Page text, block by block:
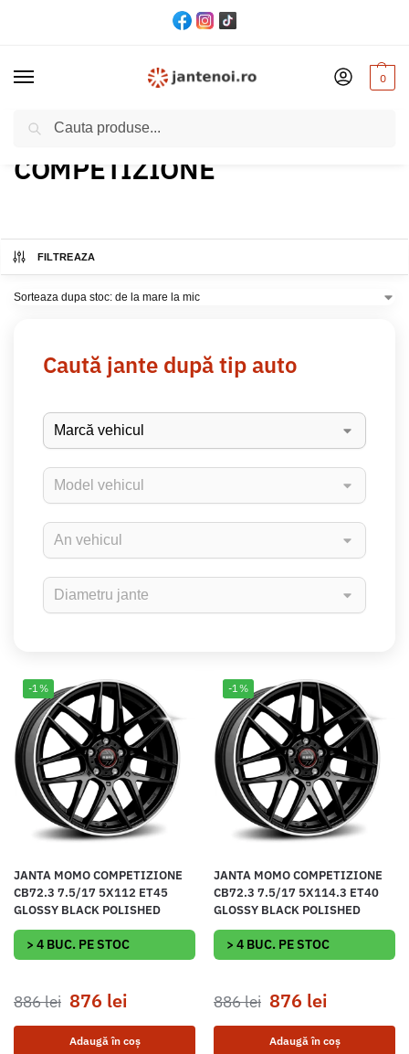
0
Acasă Produs Model / COMPETIZIONE
COMPETIZIONE
FILTREAZA
Caută jante după tip auto
-1%
JANTA MOMO COMPETIZIONE
CB72.3 7.5/17 5X112 ET45
GLOSSY BLACK POLISHED
> 4 BUC. PE STOC
886lei 876 lei
Adaugă în coș
-1%
JANTA MOMO COMPETIZIONE
CB72.3 7.5/17 5X114.3 ET40
GLOSSY BLACK POLISHED
> 4 BUC. PE STOC
886lei 876 lei
Adaugă în coș